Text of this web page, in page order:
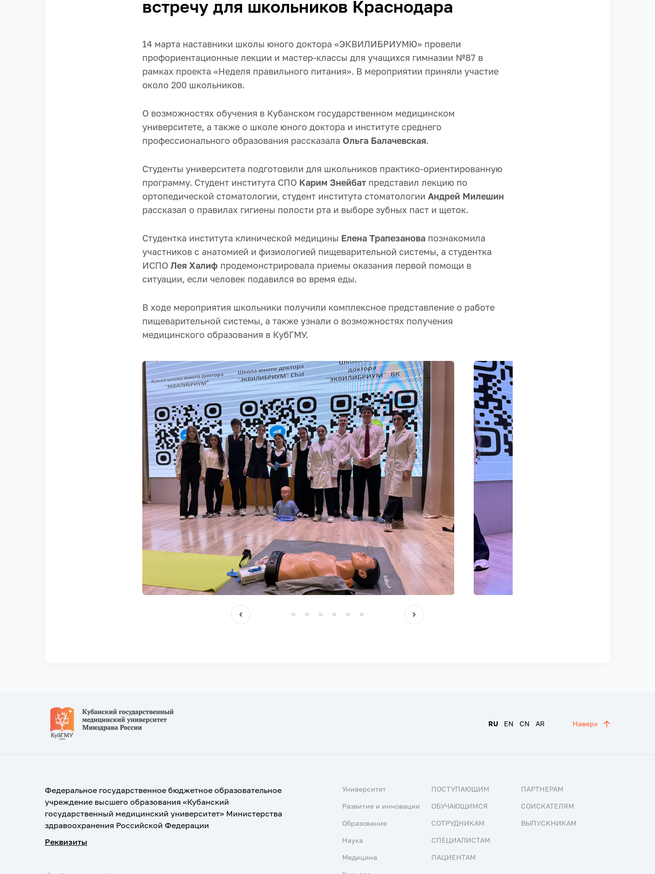
встречу для школьников Краснодара
14 марта наставники школы юного доктора «ЭКВИЛИБРИУМЮ» провели
профориентационные лекции и мастер-классы для учащихся гимназии №87 в
рамках проекта «Неделя правильного питания». В мероприятии приняли участие
около 200 школьников.
О возможностях обучения в Кубанском государственном медицинском
университете, а также о школе юного доктора и институте среднего
профессионального образования рассказала Ольга Балачевская.
Студенты университета подготовили для школьников практико-ориентированную
программу. Студент института СПО Карим Знейбат представил лекцию по
ортопедической стоматологии, студент института стоматологии Андрей Милешин
рассказал о правилах гигиены полости рта и выборе зубных паст и щеток.
Студентка института клинической медицины Елена Трапезанова познакомила
участников с анатомией и физиологией пищеварительной системы, а студентка
ИСПО Лея Халиф продемонстрировала приемы оказания первой помощи в
ситуации, если человек подавился во время еды.
В ходе мероприятия школьники получили комплексное представление о работе
пищеварительной системы, а также узнали о возможностях получения
медицинского образования в КубГМУ.
RU EN CN AR Наверх
Федеральное государственное бюджетное образовательное
учреждение высшего образования «Кубанский
государственный медицинский университет» Министерства
здравоохранения Российской Федерации
Реквизиты
Университет
Развитие и инновации
Образование
Наука
Медицина
ПОСТУПАЮЩИМ
ОБУЧАЮЩИМСЯ
СОТРУДНИКАМ
СПЕЦИАЛИСТАМ
ПАЦИЕНТАМ
ПАРТНЕРАМ
СОИСКАТЕЛЯМ
ВЫПУСКНИКАМ